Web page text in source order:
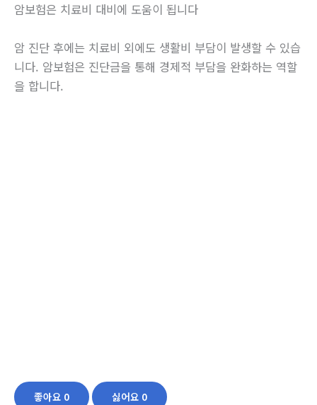
암보험은 치료비 대비에 도움이 됩니다
암 진단 후에는 치료비 외에도 생활비 부담이 발생할 수 있습
니다. 암보험은 진단금을 통해 경제적 부담을 완화하는 역할
을 합니다.
좋아요 0 싫어요 0